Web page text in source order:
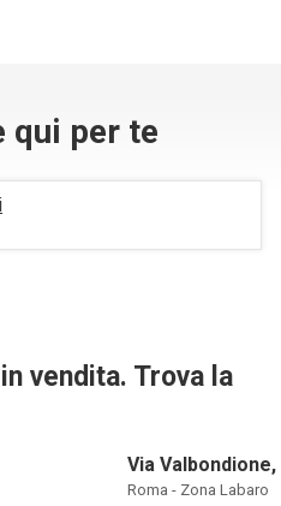
qui per te
vendita. Trova la
Via Valbondione,
Roma - Zona Labaro